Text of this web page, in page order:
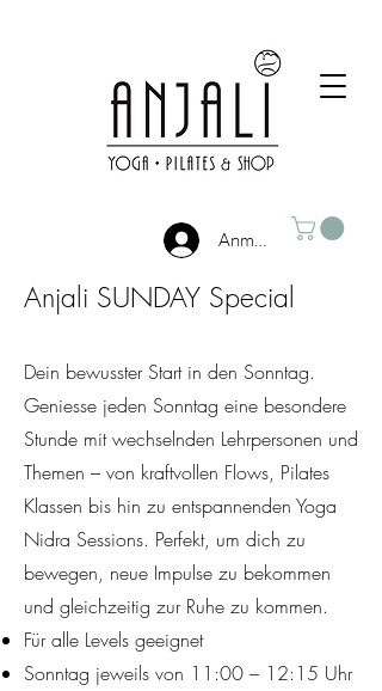
Anmelden
Anjali SUNDAY Special
Dein bewusster Start in den Sonntag.
Geniesse jeden Sonntag eine besondere
Stunde mit wechselnden Lehrpersonen und
Themen – von kraftvollen Flows, Pilates
Klassen bis hin zu entspannenden Yoga
Nidra Sessions. Perfekt, um dich zu
bewegen, neue Impulse zu bekommen
und gleichzeitig zur Ruhe zu kommen.
Für alle Levels geeignet
Sonntag jeweils von 11:00 – 12:15 Uhr